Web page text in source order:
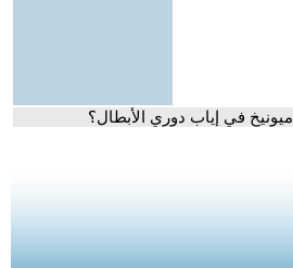
في إياب دوري الأبطال؟